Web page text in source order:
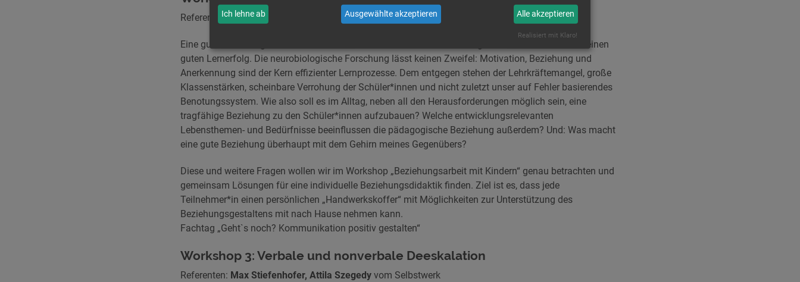
Referentin:Lisa Kießling , Geschäftsführerin Animal A.C.T. – Aktives Coaching & Therapie
Eine gute Beziehung zwischen Lehrer*innen und Schüler*innen ist maßgeblich verantwortlich für einen
guten Lernerfolg. Die neurobiologische Forschung lässt keinen Zweifel: Motivation, Beziehung und
Anerkennung sind der Kern effizienter Lernprozesse. Dem entgegen stehen der Lehrkräftemangel, große
Klassenstärken, scheinbare Verrohung der Schüler*innen und nicht zuletzt unser auf Fehler basierendes
Benotungssystem. Wie also soll es im Alltag, neben all den Herausforderungen möglich sein, eine
tragfähige Beziehung zu den Schüler*innen aufzubauen? Welche entwicklungsrelevanten
Lebensthemen- und Bedürfnisse beeinflussen die pädagogische Beziehung außerdem? Und: Was macht
eine gute Beziehung überhaupt mit dem Gehirn meines Gegenübers?
Diese und weitere Fragen wollen wir im Workshop „Beziehungsarbeit mit Kindern“ genau betrachten und
gemeinsam Lösungen für eine individuelle Beziehungsdidaktik finden. Ziel ist es, dass jede
Teilnehmer*in einen persönlichen „Handwerkskoffer“ mit Möglichkeiten zur Unterstützung des
Beziehungsgestaltens mit nach Hause nehmen kann.
Fachtag „Geht`s noch? Kommunikation positiv gestalten“
Workshop 3: Verbale und nonverbale Deeskalation
Referenten: Max Stiefenhofer, Attila Szegedy vom Selbstwerk
Ich lehne ab Ausgewählte akzeptieren Alle akzeptieren
Realisiert mit Klaro!